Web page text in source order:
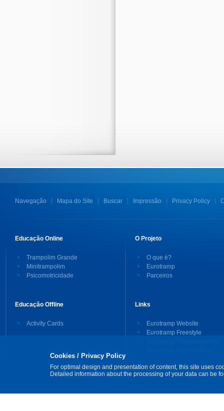
Navegação Mapa do Site Buscar Impressão Privacy Policy
Educação Online
Trampolim Grande
Minitrampolim
Psicomotricidade
Educação Offline
Activity Cards
O Projeto
O que é?
Eurotramp
Parceiros
Links
Eurotramp Website
Eurotramp Freestyle
Cookies / Privacy Policy
For optimal design and presentation of content, this site uses
Detailed information about the processing of your data can be